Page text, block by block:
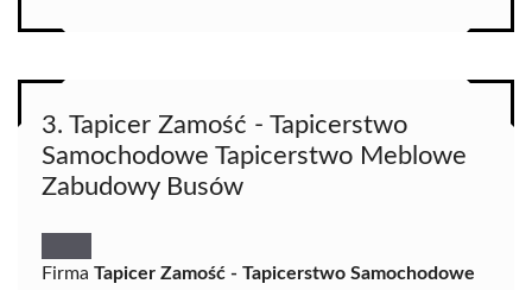
3. Tapicer Zamość - Tapicerstwo
Samochodowe Tapicerstwo Meblowe
Zabudowy Busów
Firma Tapicer Zamość - Tapicerstwo Samochodowe